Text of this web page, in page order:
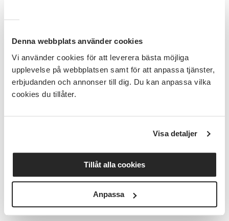
Denna webbplats använder cookies
Vi använder cookies för att leverera bästa möjliga
upplevelse på webbplatsen samt för att anpassa tjänster,
erbjudanden och annonser till dig. Du kan anpassa vilka
cookies du tillåter.
Visa detaljer
Tillåt alla cookies
Anpassa
har möjlighet att själv påverka kursens innehåll
genom att delta aktivt, och visst mentorskap ingår.
OBS! Anmälan är personlig, diplom utdelas vid full
närvaro.
Antal tillfällen: 6 ggr
Kostnad: 1480 kr INKL. studiematerial. Barn under 15
gratis med vuxen som anmält sig. Anmälan
obligatoriskt även för barn.
närvaro.
Avanmälan senast 10 dagar innan kursstart, annars
debiteras full avgift.